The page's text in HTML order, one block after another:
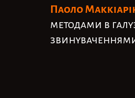
Паоло
методами в